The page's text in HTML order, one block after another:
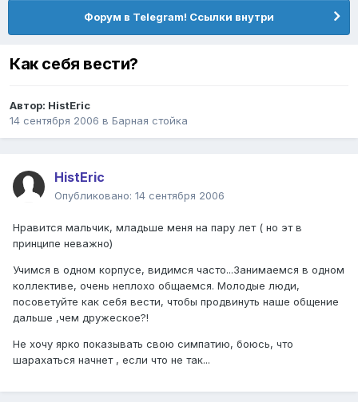
Форум в Telegram! Ссылки внутри
Как себя вести?
Автор: HistEric
14 сентября 2006 в Барная стойка
HistEric
Опубликовано: 14 сентября 2006
Нравится мальчик, младьше меня на пару лет ( но эт в
принципе неважно)
Учимся в одном корпусе, видимся часто...Занимаемся в одном
коллективе, очень неплохо общаемся. Молодые люди,
посоветуйте как себя вести, чтобы продвинуть наше общение
дальше ,чем дружеское?!
Не хочу ярко показывать свою симпатию, боюсь, что
шарахаться начнет , если что не так...